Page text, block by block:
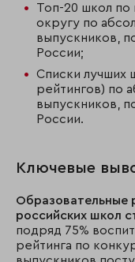
Топ-20 школ
округу по
выпускников,
России;
Списки лучших
рейтингов) по
выпускников,
России.
Ключевые
Образовательные
российских школ
подряд 75%
рейтинга по